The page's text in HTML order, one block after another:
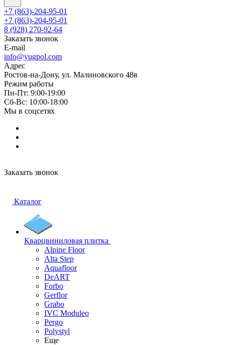
+7 (863)-204-95-01
+7 (863)-204-95-01
8 (928) 270-92-64
Заказать звонок
E-mail
info@yugpol.com
Адрес
Ростов-на-Дону, ул. Малиновского 48в
Режим работы
Пн-Пт: 9:00-19:00
Cб-Вс: 10:00-18:00
Мы в соцсетях
Заказать звонок
Каталог
Кварцвиниловая плитка
Alpine Floor
Alta Step
Aquafloor
DeART
Forbo
Gerflor
Grabo
IVC Moduleo
Pergo
Polystyl
Еще